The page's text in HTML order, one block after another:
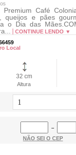
Premium Café
queijos e pães
o Dia das
CONTINUE LENDO ▼
Local
32 cm
Altura
−
NÃO SEI O CEP